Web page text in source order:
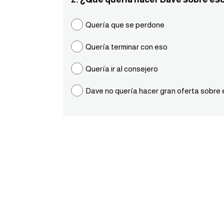
Quería que se perdone
Quería terminar con eso
Quería ir al consejero
Dave no quería hacer gran oferta sobre